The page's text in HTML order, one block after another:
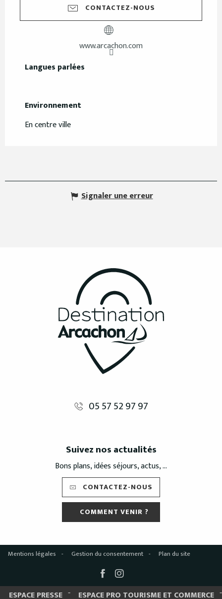
CONTACTEZ-NOUS
www.arcachon.com
Langues parlées
Langues parlées
Environnement
Environnement
En centre ville
Signaler une erreur
05 57 52 97 97
Suivez nos actualités
Bons plans, idées séjours, actus, ...
CONTACTEZ-NOUS
COMMENT VENIR ?
Mentions légales Gestion du consentement Plan du site
ESPACE PRESSE ESPACE PRO TOURISME ET COMMERCE